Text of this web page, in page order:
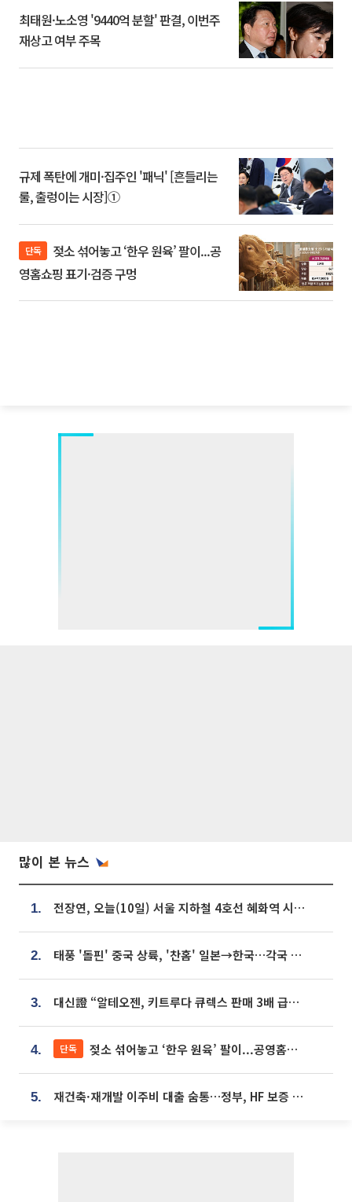
최태원·노소영 '9440억 분할' 판결, 이번주
재상고 여부 주목
규제 폭탄에 개미·집주인 '패닉' [흔들리는
룰, 출렁이는 시장]①
단독
영홈쇼핑 표기·검증 구멍
많이 본 뉴스
1. 전장연, 오늘(10일) 서울 지하철 4호선 혜화역 시위…1호선 용산역 무정차
2. 태풍 '돌핀' 중국 상륙, '찬홈' 일본→한국…각국 기상청 예상 경로는?
3. 대신證 “알테오젠, 키트루다 큐렉스 판매 3배 급증…목표가 41만원 상향”
4. 단독 젖소 섞어놓고 ‘한우 원육’ 팔이...공영홈쇼핑 표기·검증 구멍
5. 재건축·재개발 이주비 대출 숨통…정부, HF 보증 신설 추진